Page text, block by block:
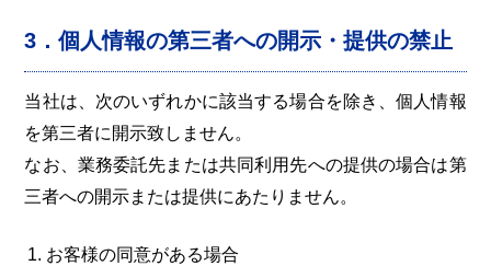
3．個人情報の第三者への開示・提供の禁止
当社は、次のいずれかに該当する場合を除き、個人情報
を第三者に開示致しません。
なお、業務委託先または共同利用先への提供の場合は第
三者への開示または提供にあたりません。
お客様の同意がある場合